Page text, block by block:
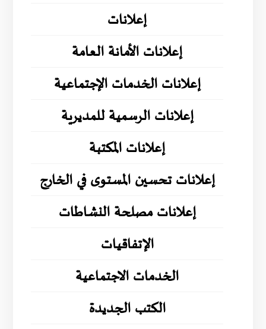
إعلانات
إعلانات الأمانة العامة
إعلانات الخدمات الإجتماعية
إعلانات الرسمية للمديرية
إعلانات المكتبة
إعلانات تحسين المستوى في الخارج
إعلانات مصلحة النشاطات
الإتفاقيات
الخدمات الاجتماعية
الكتب الجديدة